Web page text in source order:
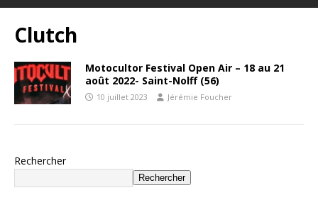
Clutch
Motocultor Festival Open Air – 18 au 21
août 2022- Saint-Nolff (56)
10 juillet 2023 Jérémie Foucher
Rechercher
Rechercher